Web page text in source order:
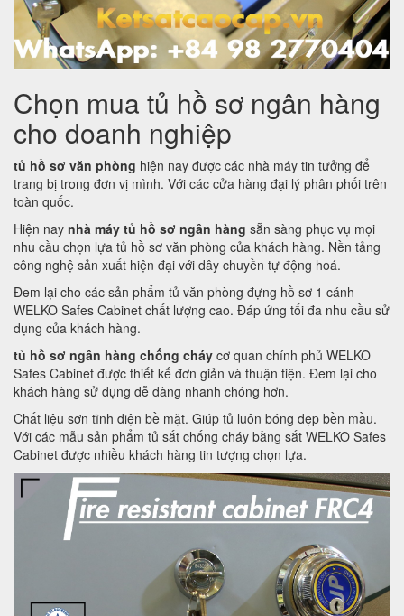
Chọn mua tủ hồ sơ ngân hàng
cho doanh nghiệp
tủ hồ sơ văn phòng hiện nay được các nhà máy tin tưởng để
trang bị trong đơn vị mình. Với các cửa hàng đại lý phân phối trên
toàn quốc.
Hiện nay nhà máy tủ hồ sơ ngân hàng sẵn sàng phục vụ mọi
nhu cầu chọn lựa tủ hồ sơ văn phòng của khách hàng. Nền tảng
công nghệ sản xuất hiện đại với dây chuyền tự động hoá.
Đem lại cho các sản phẩm tủ văn phòng đựng hồ sơ 1 cánh
WELKO Safes Cabinet chất lượng cao. Đáp ứng tối đa nhu cầu sử
dụng của khách hàng.
tủ hồ sơ ngân hàng chống cháy cơ quan chính phủ WELKO
Safes Cabinet được thiết kế đơn giản và thuận tiện. Đem lại cho
khách hàng sử dụng dễ dàng nhanh chóng hơn.
Chất liệu sơn tĩnh điện bề mặt. Giúp tủ luôn bóng đẹp bền mầu.
Với các mẫu sản phẩm tủ sắt chống cháy bằng sắt WELKO Safes
Cabinet được nhiều khách hàng tin tượng chọn lựa.